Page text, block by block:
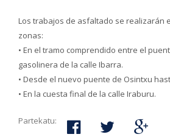
Los trabajos de asfaltado se realizarán
zonas:
• En el tramo comprendido entre el
gasolinera de la calle Ibarra.
• Desde el nuevo puente de Osintxu
• En la cuesta final de la calle Iraburu.
Partekatu: